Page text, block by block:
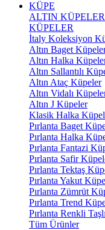
KÜPE
ALTIN KÜPELER
KÜPELER
İtaly Koleksiyon
Altın Baget
Altın Halka
Altın Sallantılı
Altın Ataç Küpeler
Altın Vidalı
Altın J Küpeler
Klasik Halka
Pırlanta Baget
Pırlanta Halka
Pırlanta Fantazi
Pırlanta Safir
Pırlanta Tektaş
Pırlanta Yakut
Pırlanta Zümrüt
Pırlanta Trend
Pırlanta Renkli
Tüm Ürünler